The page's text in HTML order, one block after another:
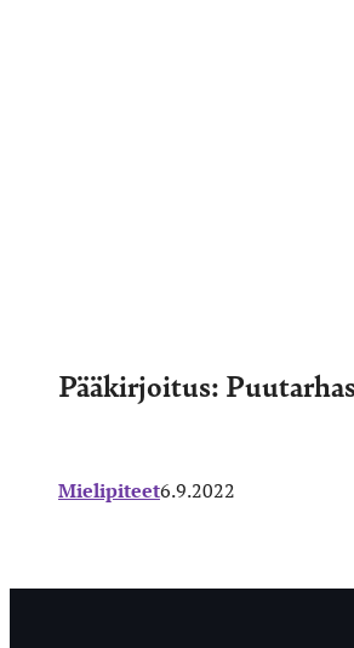
Pääkirjoitus:
Mielipiteet6.9.2022